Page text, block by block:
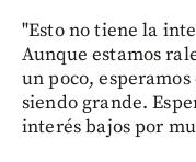
"Esto no tiene la
Aunque estamos
un poco,
siendo grande.
interés bajos por